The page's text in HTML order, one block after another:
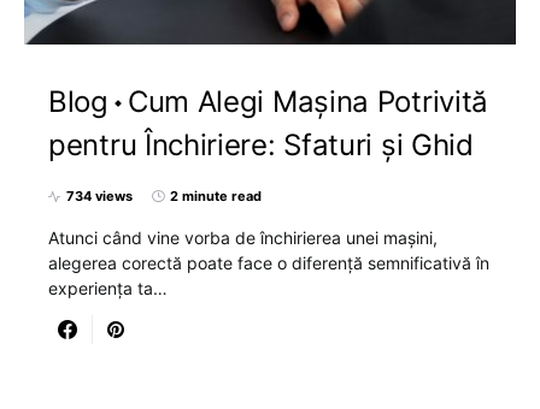
Blog
Cum Alegi Mașina Potrivită
pentru Închiriere: Sfaturi și Ghid
734 views 2 minute read
Atunci când vine vorba de închirierea unei mașini,
alegerea corectă poate face o diferență semnificativă în
experiența ta…